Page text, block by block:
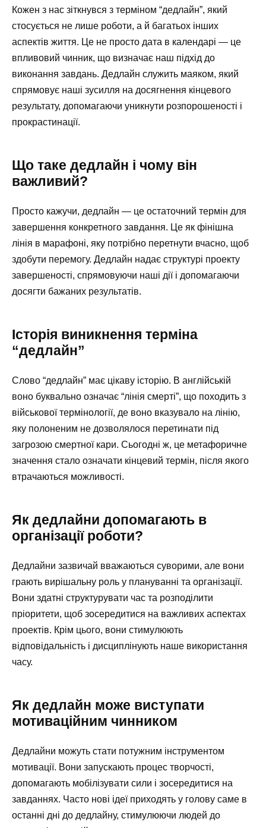
Кожен з нас зіткнувся з терміном “дедлайн”, який
стосується не лише роботи, а й багатьох інших
аспектів життя. Це не просто дата в календарі — це
впливовий чинник, що визначає наш підхід до
виконання завдань. Дедлайн служить маяком, який
спрямовує наші зусилля на досягнення кінцевого
результату, допомагаючи уникнути розпорошеності і
прокрастинації.
Що таке дедлайн і чому він
важливий?
Просто кажучи, дедлайн — це остаточний термін для
завершення конкретного завдання. Це як фінішна
лінія в марафоні, яку потрібно перетнути вчасно, щоб
здобути перемогу. Дедлайн надає структурі проекту
завершеності, спрямовуючи наші дії і допомагаючи
досягти бажаних результатів.
Історія виникнення терміна
“дедлайн”
Слово “дедлайн” має цікаву історію. В англійській
воно буквально означає “лінія смерті”, що походить з
військової термінології, де воно вказувало на лінію,
яку полоненим не дозволялося перетинати під
загрозою смертної кари. Сьогодні ж, це метафоричне
значення стало означати кінцевий термін, після якого
втрачаються можливості.
Як дедлайни допомагають в
організації роботи?
Дедлайни зазвичай вважаються суворими, але вони
грають вирішальну роль у плануванні та організації.
Вони здатні структурувати час та розподілити
пріоритети, щоб зосередитися на важливих аспектах
проектів. Крім цього, вони стимулюють
відповідальність і дисциплінують наше використання
часу.
Як дедлайн може виступати
мотиваційним чинником
Дедлайни можуть стати потужним інструментом
мотивації. Вони запускають процес творчості,
допомагають мобілізувати сили і зосередитися на
завданнях. Часто нові ідеї приходять у голову саме в
останні дні до дедлайну, стимулюючи людей до